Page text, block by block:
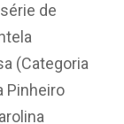
de
(Categoria
Pinheiro